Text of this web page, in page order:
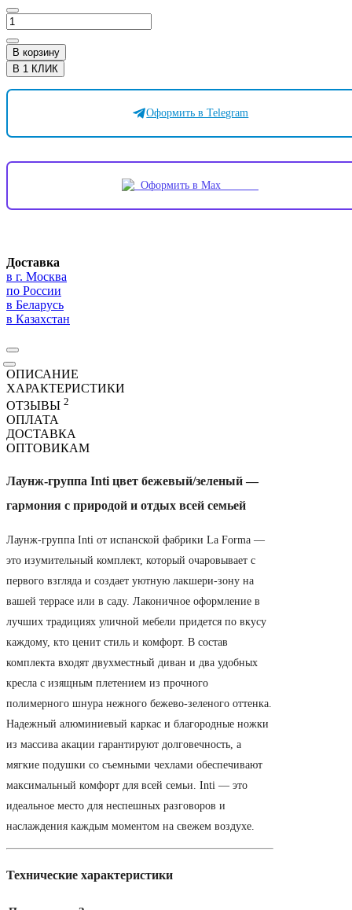
В корзину
В 1 КЛИК
Оформить в Telegram
Оформить в Max
Доставка
в г. Москва
по России
в Беларусь
в Казахстан
ОПИСАНИЕ
ХАРАКТЕРИСТИКИ
ОТЗЫВЫ 2
ОПЛАТА
ДОСТАВКА
ОПТОВИКАМ
Лаунж-группа Inti цвет бежевый/зеленый —
гармония с природой и отдых всей семьей
Лаунж-группа Inti от испанской фабрики La Forma —
это изумительный комплект, который очаровывает с
первого взгляда и создает уютную лакшери-зону на
вашей террасе или в саду. Лаконичное оформление в
лучших традициях уличной мебели придется по вкусу
каждому, кто ценит стиль и комфорт. В состав
комплекта входят двухместный диван и два удобных
кресла с изящным плетением из прочного
полимерного шнура нежного бежево-зеленого оттенка.
Надежный алюминиевый каркас и благородные ножки
из массива акации гарантируют долговечность, а
мягкие подушки со съемными чехлами обеспечивают
максимальный комфорт для всей семьи. Inti — это
идеальное место для неспешных разговоров и
наслаждения каждым моментом на свежем воздухе.
Технические характеристики